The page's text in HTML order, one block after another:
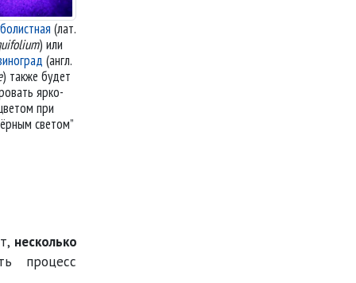
(лат.
) или
(англ.
) также будет
ярко-
при
светом
несколько
процесс